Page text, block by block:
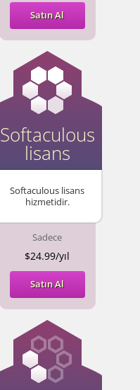
Satın Al
Softaculous
lisans
Softaculous lisans
hizmetidir.
Sadece
$24.99/yıl
Satın Al